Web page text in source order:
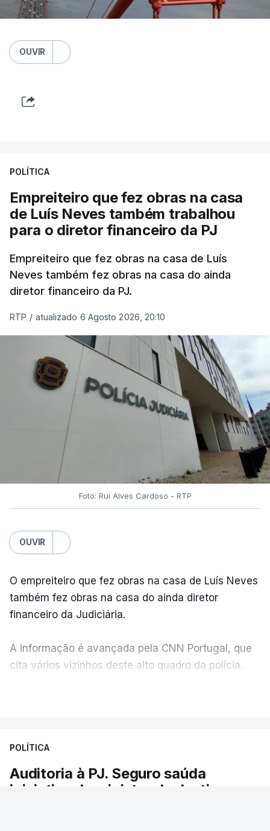
OUVIR
POLÍTICA
Empreiteiro que fez obras na casa
de Luís Neves também trabalhou
para o diretor financeiro da PJ
Empreiteiro que fez obras na casa de Luís
Neves também fez obras na casa do ainda
diretor financeiro da PJ.
RTP / atualizado 6 Agosto 2026, 20:10
Foto: Rui Alves Cardoso - RTP
OUVIR
O empreiteiro que fez obras na casa de Luís Neves
também fez obras na casa do ainda diretor
financeiro da Judiciária.
A informação é avançada pela CNN Portugal, que
cita vários vizinhos deste alto quadro da polícia.
apreendido numa operação de droga.
POLÍTICA
Auditoria à PJ. Seguro saúda
iniciativa da ministra da Justiça